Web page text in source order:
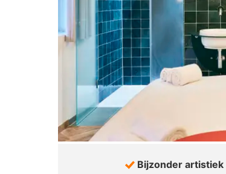
Bijzonder artistiek